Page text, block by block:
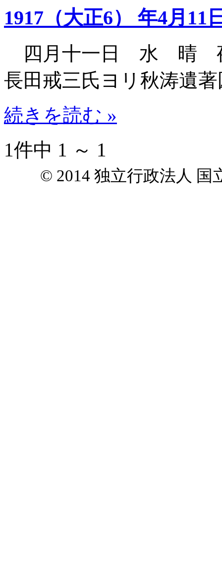
1917（大正6） 年4月11
四月十一日 水 晴
長田戒三氏ヨリ秋涛遺
続きを読む »
1件中 1 ～ 1
© 2014 独立行政法人 国